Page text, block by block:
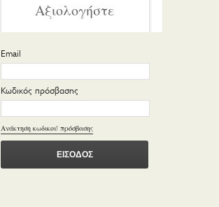
Αξιολογήστε
Email
Κωδικός πρόσβασης
Ανάκτηση κωδικού πρόσβασης